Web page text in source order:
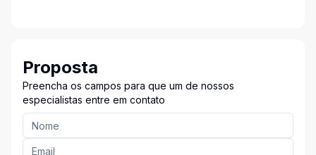
Proposta
Preencha os campos para que um de nossos
especialistas entre em contato